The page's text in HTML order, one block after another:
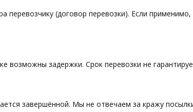
перевозчику (договор перевозки). Если
возможны задержки. Срок перевозки не
завершённой. Мы не отвечаем за кражу